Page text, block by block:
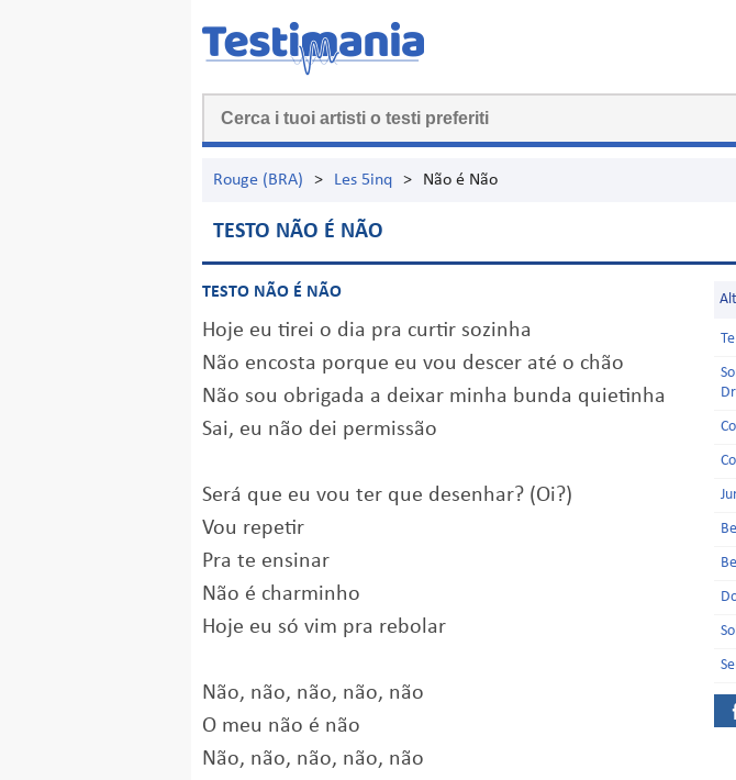
Rouge (BRA) > Les 5inq > Não é Não
TESTO NÃO É NÃO
TESTO NÃO É NÃO
Hoje eu tirei o dia pra curtir sozinha
Não encosta porque eu vou descer até o chão
Não sou obrigada a deixar minha bunda quietinha
Sai, eu não dei permissão
Será que eu vou ter que desenhar? (Oi?)
Vou repetir
Pra te ensinar
Não é charminho
Hoje eu só vim pra rebolar
Não, não, não, não, não
O meu não é não
Não, não, não, não, não